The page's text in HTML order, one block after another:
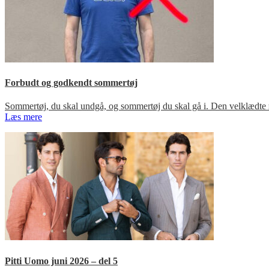
Forbudt og godkendt sommertøj
Sommertøj, du skal undgå, og sommertøj du skal gå i. Den
Læs mere
Pitti Uomo juni 2026 – del 5